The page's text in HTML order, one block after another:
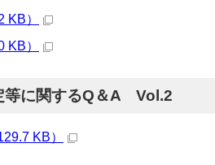
KB）
KB）
等に関するQ＆A Vol.2
KB）